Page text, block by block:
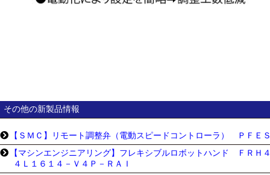
その他の新製品情報
【ＳＭＣ】リモート調整弁（電動スピードコントローラ） ＰＦ
【マシンエンジニアリング】フレキシブルロボットハンド ＦＲＨ
４Ｌ１６１４－Ｖ４Ｐ－ＲＡＩ